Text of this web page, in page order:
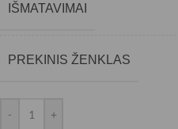
IŠMATAVIMAI
PREKINIS ŽENKLAS
- +